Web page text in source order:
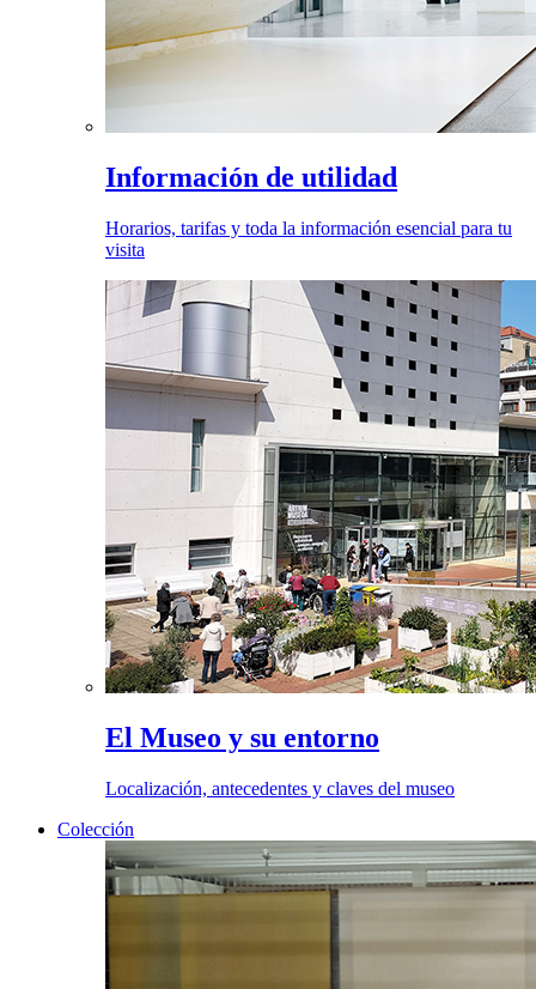
Información de utilidad
Horarios, tarifas y toda la información esencial para tu
visita
El Museo y su entorno
Localización, antecedentes y claves del museo
Colección